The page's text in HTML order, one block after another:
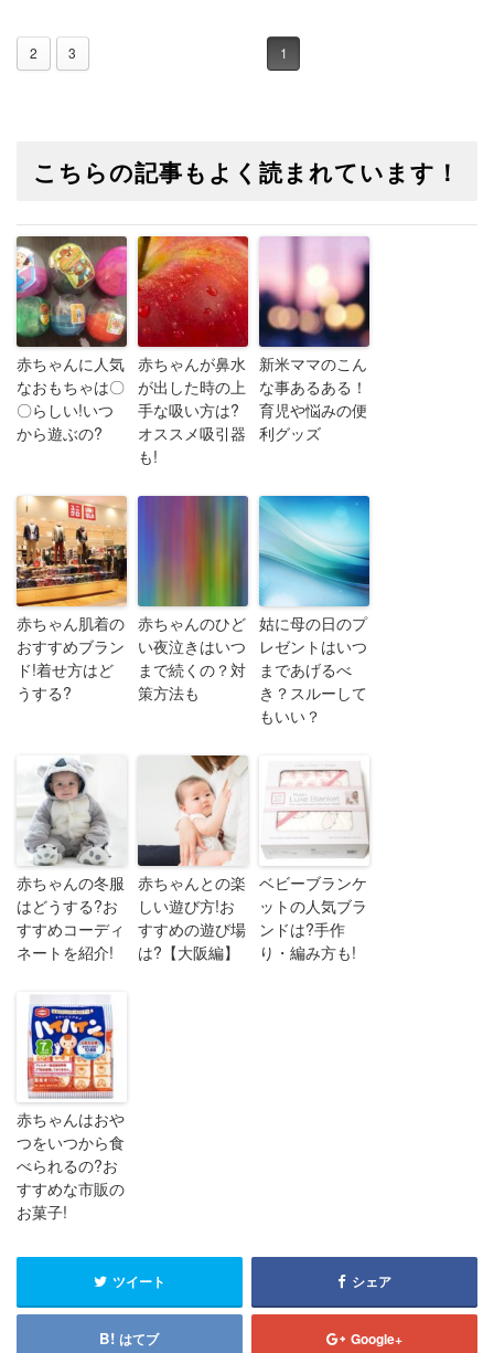
1
2 3
こちらの記事もよく読まれています！
赤ちゃんに人気
なおもちゃは〇
〇らしい!いつ
から遊ぶの?
赤ちゃんが鼻水
が出した時の上
手な吸い方は?
オススメ吸引器
も!
新米ママのこん
な事あるある！
育児や悩みの便
利グッズ
赤ちゃん肌着の
おすすめブラン
ド!着せ方はど
うする?
赤ちゃんのひど
い夜泣きはいつ
まで続くの？対
策方法も
姑に母の日のプ
レゼントはいつ
まであげるべ
き？スルーして
もいい？
赤ちゃんの冬服
はどうする?お
すすめコーディ
ネートを紹介!
赤ちゃんとの楽
しい遊び方!お
すすめの遊び場
は?【大阪編】
ベビーブランケ
ットの人気ブラ
ンドは?手作
り・編み方も!
赤ちゃんはおや
つをいつから食
べられるの?お
すすめな市販の
お菓子!
ツイート シェア
はてブ Google+